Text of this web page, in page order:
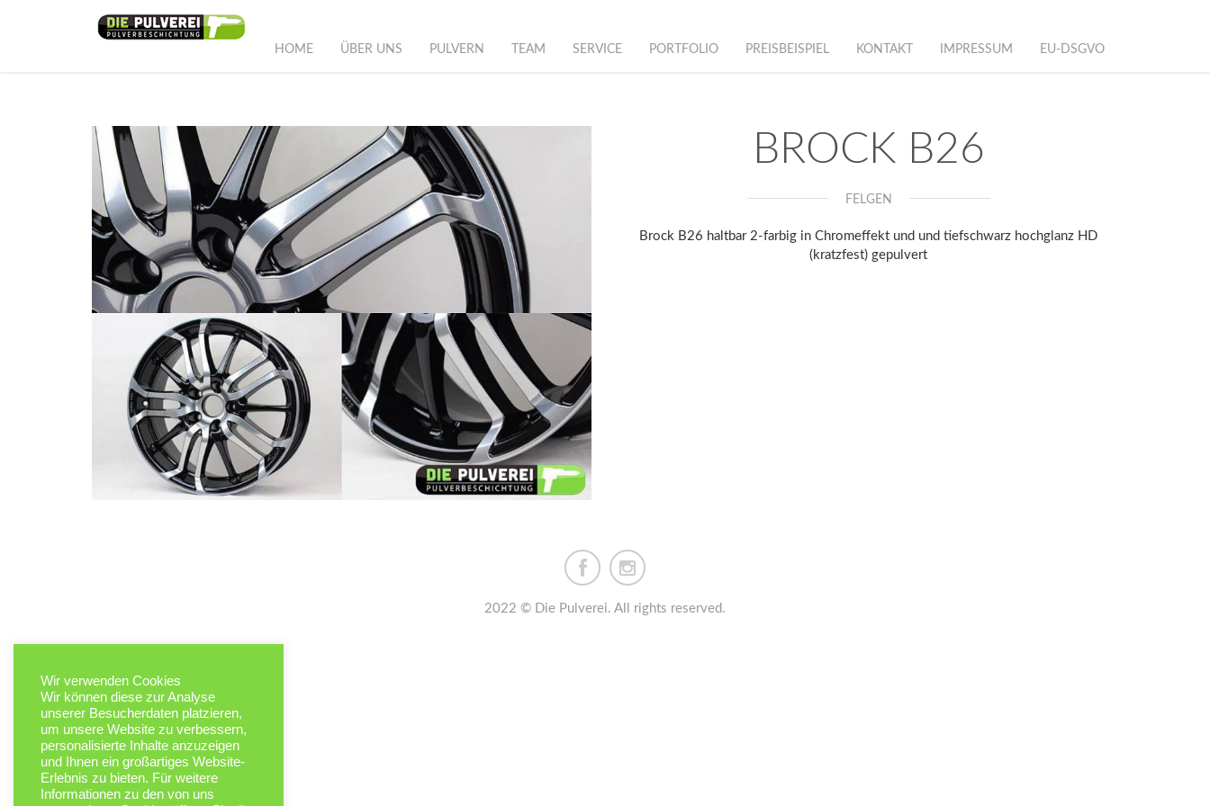
HOME ÜBER UNS PULVERN TEAM SERVICE PORTFOLIO PREISBEISPIEL KONTAKT IMPRESSUM EU-DSGVO
BROCK B26
FELGEN
Brock B26 haltbar 2-farbig in Chromeffekt und und tiefschwarz hochglanz HD
(kratzfest) gepulvert
2022 © Die Pulverei. All rights reserved.
Wir verwenden Cookies
Wir können diese zur Analyse
unserer Besucherdaten platzieren,
um unsere Website zu verbessern,
personalisierte Inhalte anzuzeigen
und Ihnen ein großartiges Website-
Erlebnis zu bieten. Für weitere
Informationen zu den von uns